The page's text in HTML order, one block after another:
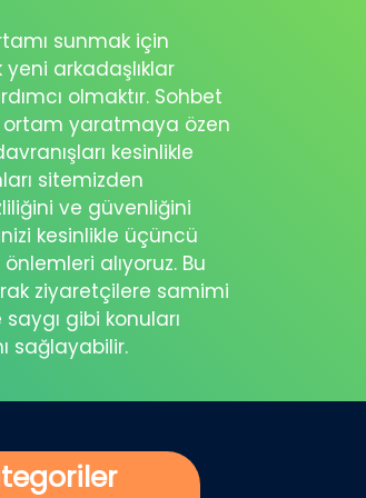
sunmak için
yeni arkadaşlıklar
olmaktır. Sohbet
ortam yaratmaya özen
kesinlikle
sitemizden
ve güvenliğini
kesinlikle üçüncü
alıyoruz. Bu
ziyaretçilere samimi
gibi konuları
sağlayabilir.